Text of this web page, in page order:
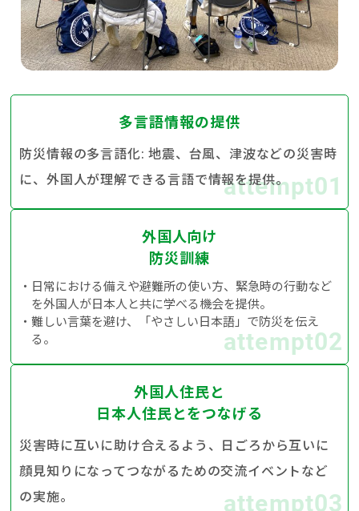
attempt01
多言語情報の提供
防災情報の多言語化: 地震、台風、津波などの災害時
に、外国人が理解できる言語で情報を提供。
attempt02
外国人向け
防災訓練
日常における備えや避難所の使い方、緊急時の行動など
を外国人が日本人と共に学べる機会を提供。
難しい言葉を避け、「やさしい日本語」で防災を伝え
る。
attempt03
外国人住民と
日本人住民とをつなげる
災害時に互いに助け合えるよう、日ごろから互いに
顔見知りになってつながるための交流イベントなど
の実施。